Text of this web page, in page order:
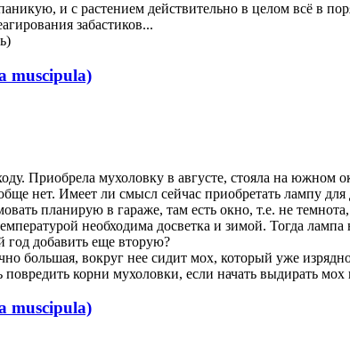
и с растением действительно в целом всё в
забастиков...
muscipula)
Приобрела мухоловку в августе, стояла на южном
нет. Имеет ли смысл сейчас приобретать лампу
планирую в гараже, там есть окно, т.е. не
необходима досветка и зимой. Тогда
год добавить еще вторую?
большая, вокруг нее сидит мох, который уже
корни мухоловки, если начать выдирать мох
muscipula)